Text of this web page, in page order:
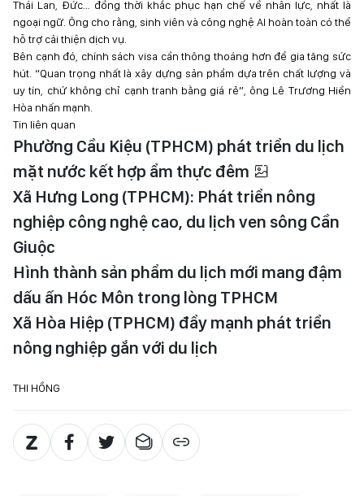
Thái Lan, Đức… đồng thời khắc phục hạn chế về nhân lực, nhất là
ngoại ngữ. Ông cho rằng, sinh viên và công nghệ AI hoàn toàn có thể
hỗ trợ cải thiện dịch vụ.
Bên cạnh đó, chính sách visa cần thông thoáng hơn để gia tăng sức
hút. “Quan trọng nhất là xây dựng sản phẩm dựa trên chất lượng và
uy tín, chứ không chỉ cạnh tranh bằng giá rẻ”, ông Lê Trương Hiền
Hòa nhấn mạnh.
Tin liên quan
Phường Cầu Kiệu (TPHCM) phát triển du lịch
mặt nước kết hợp ẩm thực đêm
Xã Hưng Long (TPHCM): Phát triển nông
nghiệp công nghệ cao, du lịch ven sông Cần
Giuộc
Hình thành sản phẩm du lịch mới mang đậm
dấu ấn Hóc Môn trong lòng TPHCM
Xã Hòa Hiệp (TPHCM) đẩy mạnh phát triển
nông nghiệp gắn với du lịch
THI HỒNG